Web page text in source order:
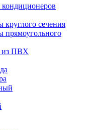
круглого сечения
прямоугольного
из ПВХ